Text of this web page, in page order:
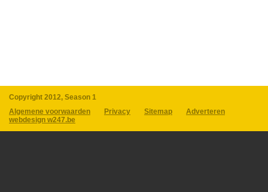
Copyright 2012, Season 1
Algemene voorwaarden
Privacy Sitemap
Adverteren
webdesign w247.be